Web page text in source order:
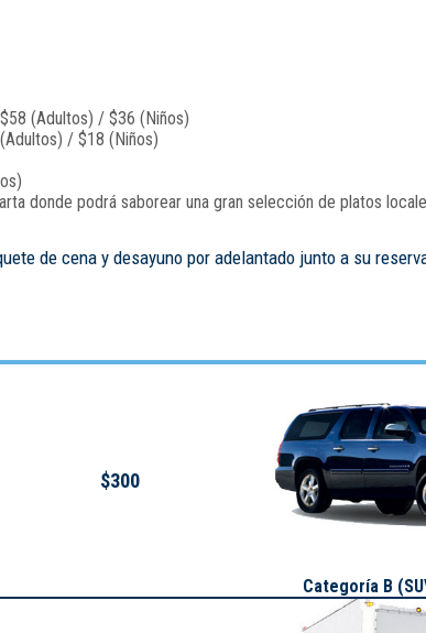
(Adultos) / $36 (Niños)
/ $18 (Niños)
donde podrá saborear una gran selección de platos
de cena y desayuno por adelantado junto a su
$300
Categoría B